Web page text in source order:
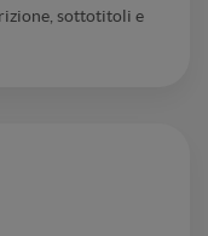
sottotitoli e